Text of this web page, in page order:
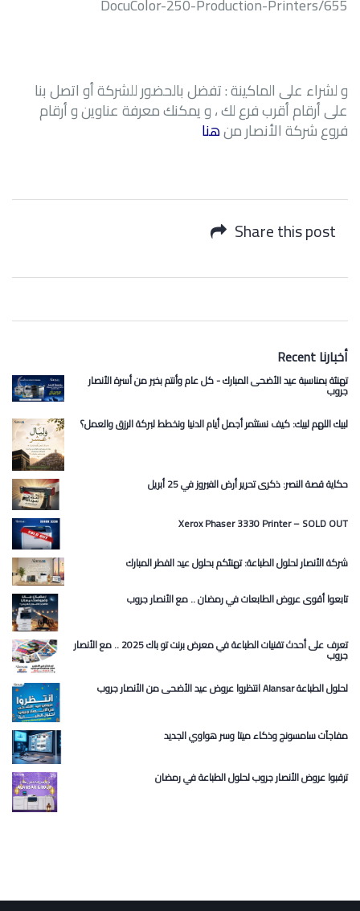
DocuColor-250-Production-Printers/655
و لشراء على الماكينة : تفضل بالحضور للشركة أو اتصل بنا
على أرقام أقرب فرع لك ، و يمكنك معرفةعناوين و أرقام
فروع شركة الأنصار منهنا
Share this post
Recent أخبارنا
تهنئة بمناسبة عيد الأضحى المبارك - كل عام وأنتم بخير من أسرة الأنصار
جروب
لبيك اللهم لبيك: كيف نستثمر أجمل أيام الدنيا ونخطط لبركة الرزق والعمل؟
حكاية قصة النصر: ذكرى تحرير أرض الفيروز في 25 أبريل
Xerox Phaser 3330 Printer – SOLD OUT
شركة الأنصار لحلول الطباعة: تهنئكم بحلول عيد الفطر المبارك
تابعوا أقوى عروض الطابعات في رمضان .. مع الأنصار جروب
تعرف على أحدث تقنيات الطباعة في معرض برنت تو باك 2025 .. مع الأنصار
جروب
انتظروا عروض عيد الأضحى من الأنصار جروب Alansar لحلول الطباعة
مفاجآت سامسونج وذكاء ميتا وسر هواوي الجديد
ترقبوا عروض الأنصار جروب لحلول الطباعة في رمضان